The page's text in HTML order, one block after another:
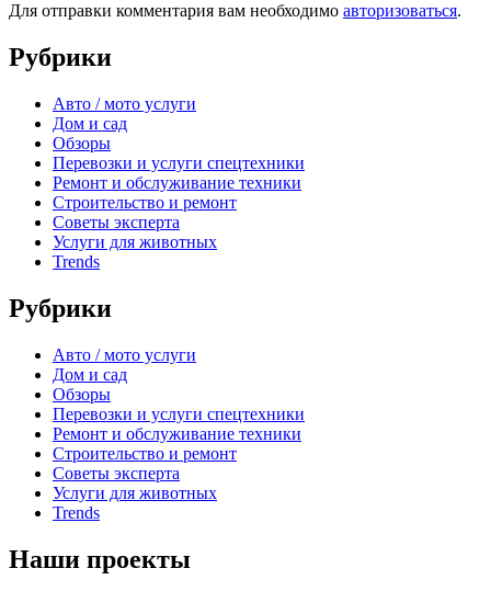
Для отправки комментария вам необходимо авторизоваться.
Рубрики
Авто / мото услуги
Дом и сад
Обзоры
Перевозки и услуги спецтехники
Ремонт и обслуживание техники
Строительство и ремонт
Советы эксперта
Услуги для животных
Trends
Рубрики
Авто / мото услуги
Дом и сад
Обзоры
Перевозки и услуги спецтехники
Ремонт и обслуживание техники
Строительство и ремонт
Советы эксперта
Услуги для животных
Trends
Наши проекты